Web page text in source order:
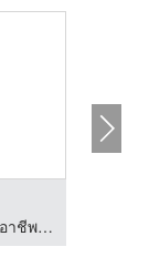
บริการจัดหาแม่บ้านและพี่เลี้ยงเด็ก มืออาชีพ โดยแม่บ้านคุณธรรม